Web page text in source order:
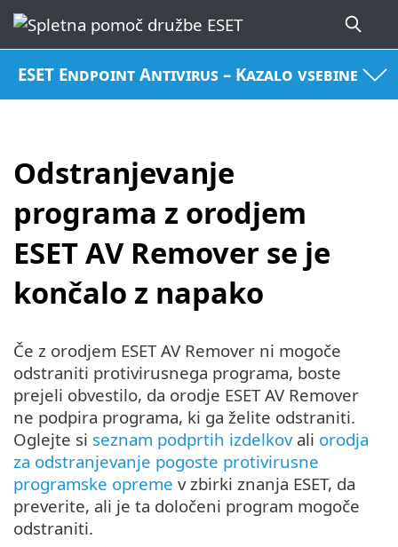
ESET Endpoint Antivirus – Kazalo vsebine
Odstranjevanje
programa z orodjem
ESET AV Remover se je
končalo z napako
Če z orodjem ESET AV Remover ni mogoče
odstraniti protivirusnega programa, boste
prejeli obvestilo, da orodje ESET AV Remover
ne podpira programa, ki ga želite odstraniti.
Oglejte si seznam podprtih izdelkovali orodja
za odstranjevanje pogoste protivirusne
programske opreme v zbirki znanja ESET, da
preverite, ali je ta določeni program mogoče
odstraniti.